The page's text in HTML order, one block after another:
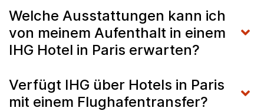
Welche Ausstattungen kann ich
von meinem Aufenthalt in einem
IHG Hotel in Paris erwarten?
Verfügt IHG über Hotels in Paris
mit einem Flughafentransfer?